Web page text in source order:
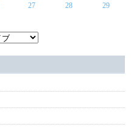
27 28
29